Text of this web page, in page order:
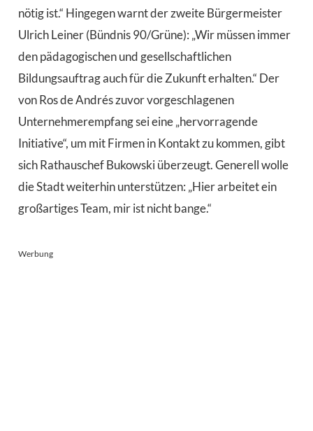
nötig ist.“ Hingegen warnt der zweite Bürgermeister
Ulrich Leiner (Bündnis 90/Grüne): „Wir müssen immer
den pädagogischen und gesellschaftlichen
Bildungsauftrag auch für die Zukunft erhalten.“ Der
von Ros de Andrés zuvor vorgeschlagenen
Unternehmerempfang sei eine „hervorragende
Initiative“, um mit Firmen in Kontakt zu kommen, gibt
sich Rathauschef Bukowski überzeugt. Generell wolle
die Stadt weiterhin unterstützen: „Hier arbeitet ein
großartiges Team, mir ist nicht bange.“
Werbung